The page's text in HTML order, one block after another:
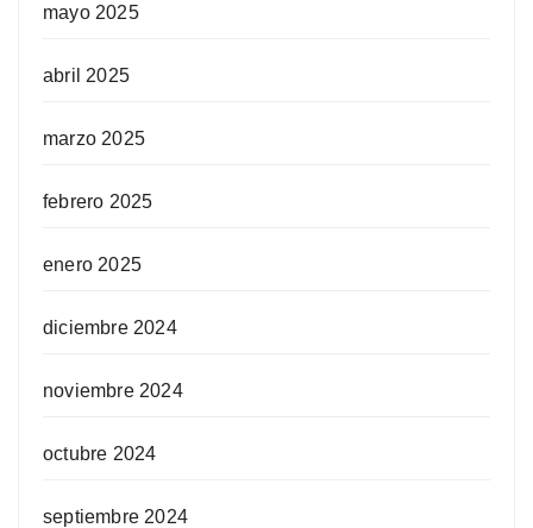
mayo 2025
abril 2025
marzo 2025
febrero 2025
enero 2025
diciembre 2024
noviembre 2024
octubre 2024
septiembre 2024